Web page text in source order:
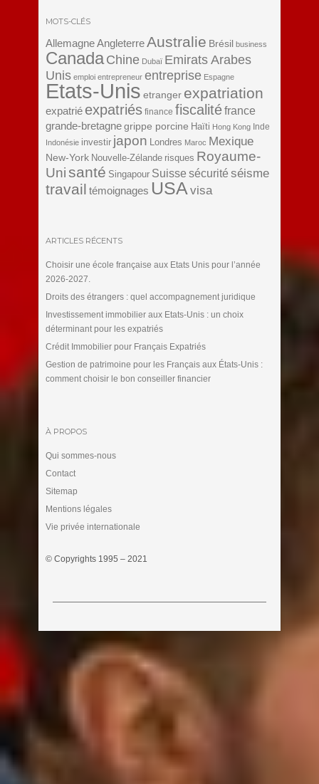
MOTS-CLÉS
Allemagne AngleterreAustralie Brésil business
Canada Chine Dubaï Emirats Arabes
Unis emploi entrepreneur entreprise Espagne
Etats-Unis etranger expatriation
expatrié expatriés finance fiscalitéfrance
grande-bretagne grippe porcine Haïti Hong Kong Inde
Indonésie investir japon Londres Maroc Mexique
New-York Nouvelle-Zélande risques Royaume-
Unisanté Singapour Suisse sécurité séisme
travail témoignages USA visa
ARTICLES RÉCENTS
Choisir une école française aux Etats Unis pour l’année
2026-2027.
Droits des étrangers : quel accompagnement juridique
Investissement immobilier aux Etats-Unis : un choix
déterminant pour les expatriés
Crédit Immobilier pour Français Expatriés
Gestion de patrimoine pour les Français aux États-Unis :
comment choisir le bon conseiller financier
À PROPOS
Qui sommes-nous
Contact
Sitemap
Mentions légales
Vie privée internationale
© Copyrights 1995 – 2021